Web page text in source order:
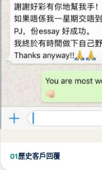
01歷史客戶回覆